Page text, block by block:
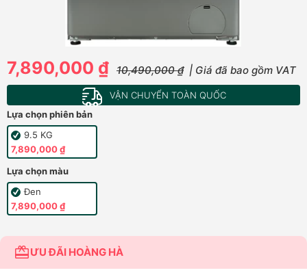
7,890,000 ₫ 10,490,000 ₫ | Giá đã bao gồm VAT
VẬN CHUYỂN TOÀN QUỐC
Lựa chọn phiên bản
9.5 KG
7,890,000 ₫
Lựa chọn màu
Đen
7,890,000 ₫
ƯU ĐÃI HOÀNG HÀ